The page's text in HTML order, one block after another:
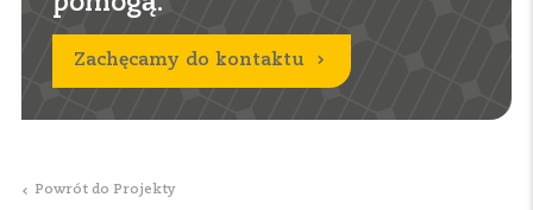
Zachęcamy do kontaktu
Powrót do Projekty